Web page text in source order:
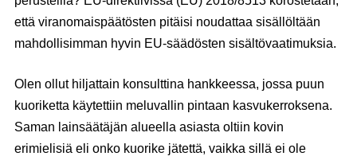
että viranomaispäätösten pitäisi noudattaa sisällöltään
mahdollisimman hyvin EU-säädösten sisältö­vaatimuksia.
Olen ollut hiljattain konsulttina hankkeessa, jossa puun
kuoriketta käytettiin meluvallin pintaan kasvukerroksena.
Saman lainsäätäjän alueella asiasta oltiin kovin
erimielisiä eli onko kuorike jätettä, vaikka sillä ei ole